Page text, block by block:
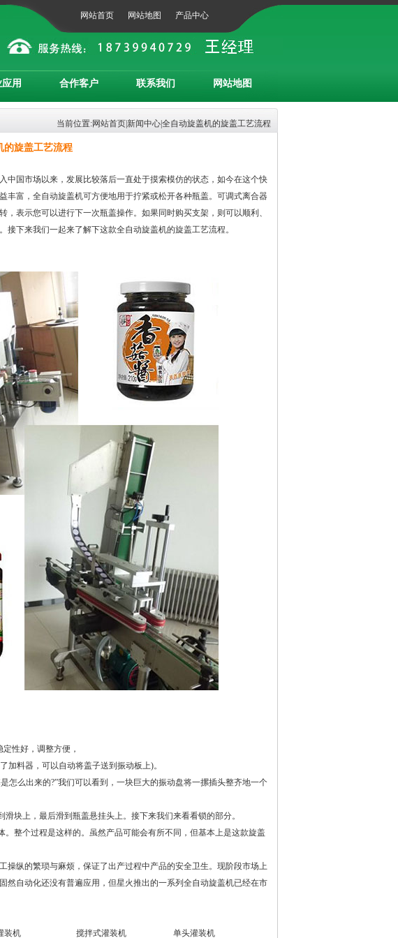
网站首页 网站地图 产品中心
用 合作客户 联系我们 网站地图
当前位置:网站首页新闻中心|全自动旋盖机的旋盖工艺流程
的旋盖工艺流程
国市场以来，发展比较落后一直处于摸索模仿的状态，如今在这个快
富，全自动旋盖机可方便地用于拧紧或松开各种瓶盖。可调式离合器
表示您可以进行下一次瓶盖操作。如果同时购买支架，则可以顺利、
下来我们一起来了解下这款全自动旋盖机的旋盖工艺流程。
性好，调整方便，
加料器，可以自动将盖子送到振动板上)。
怎么出来的?”我们可以看到，一块巨大的振动盘将一摞插头整齐地一个
块上，最后滑到瓶盖悬挂头上。接下来我们来看看锁的部分。
整个过程是这样的。虽然产品可能会有所不同，但基本上是这款旋盖
纵的繁琐与麻烦，保证了出产过程中产品的安全卫生。现阶段市场上
自动化还没有普遍应用，但星火推出的一系列全自动旋盖机已经在市
装机 搅拌式灌装机 单头灌装机